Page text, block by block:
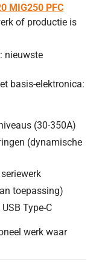
MIG250 PFC
of productie is
nieuwste
basis-elektronica:
(30-350A)
(dynamische
toepassing)
Type-C
werk waar